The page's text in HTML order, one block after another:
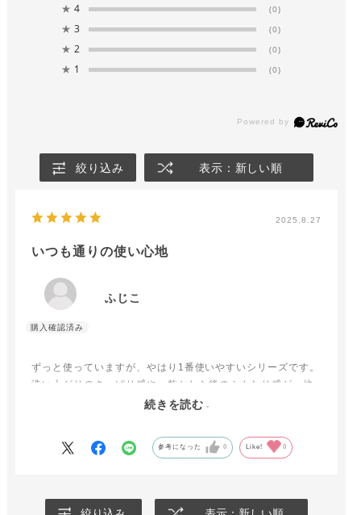
★ 4 (0)
★ 3 (0)
★ 2 (0)
★ 1 (0)
絞り込み 表示：新しい順
2025.8.27
いつも通りの使い心地
ふじこ
ずっと使っていますが、やはり1番使いやすいシリーズです。
洗い上がりのさっぱり感や、乾かした後のふんわり感が、他
のシャンプーでは感じることがありませんでした。
続きを読む
参考になった 0 Like! 0